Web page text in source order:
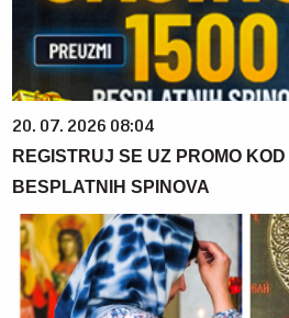
20. 07. 2026 08:04
REGISTRUJ SE UZ PROMO
BESPLATNIH SPINOVA